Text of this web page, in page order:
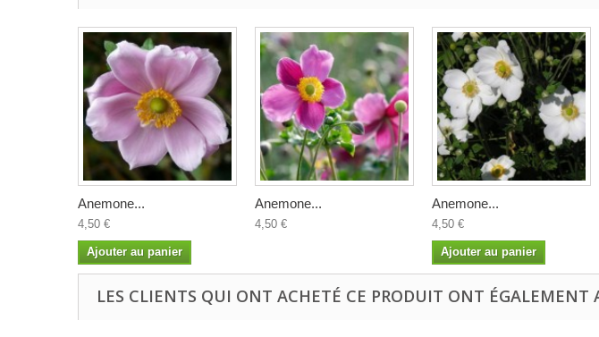
Anemone...
4,50 €
Ajouter au panier
Anemone...
4,50 €
Anemone...
4,50 €
Ajouter au panier
LES CLIENTS QUI ONT ACHETÉ CE PRODUIT ONT ÉGALEMENT